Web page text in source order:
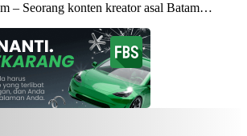
– Seorang konten kreator asal Batam…